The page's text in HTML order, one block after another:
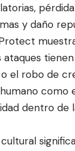
y daño
ataques
el robo de
como
dentro de